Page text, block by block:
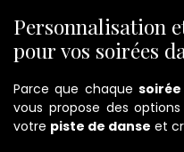
Personnalisation
pour vos soirées
Parce que chaque
vous propose des
votre piste de danse et